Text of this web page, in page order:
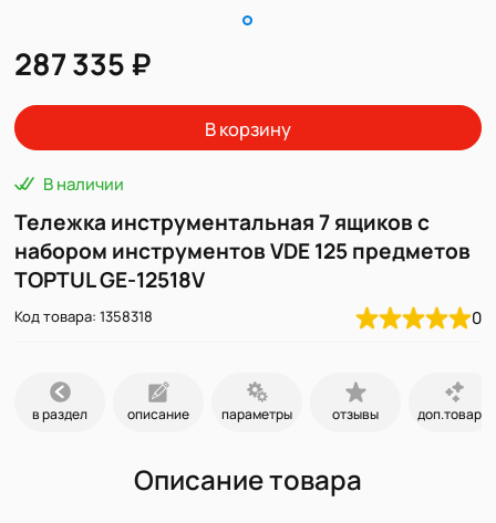
287 335 ₽
В корзину
В наличии
Тележка инструментальная 7 ящиков с
набором инструментов VDE 125 предметов
TOPTUL GE-12518V
Код товара: 1358318 0
в раздел описание параметры отзывы доп.товары
Описание товара